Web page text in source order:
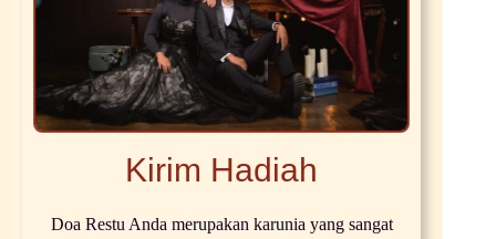
Kirim Hadiah
Doa Restu Anda merupakan karunia yang sangat